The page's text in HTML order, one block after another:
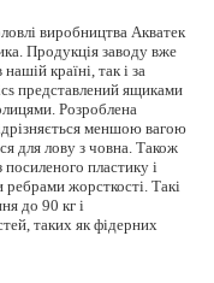
виробництва Акватек
Продукція заводу вже
країні, так і за
представлений ящиками
Розроблена
меншою вагою
для лову з човна. Також
пластику і
жорсткості. Такі
до 90 кг і
таких як фідерних